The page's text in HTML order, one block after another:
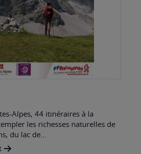
Alpes, 44 itinéraires à la
les richesses naturelles de
du lac de...